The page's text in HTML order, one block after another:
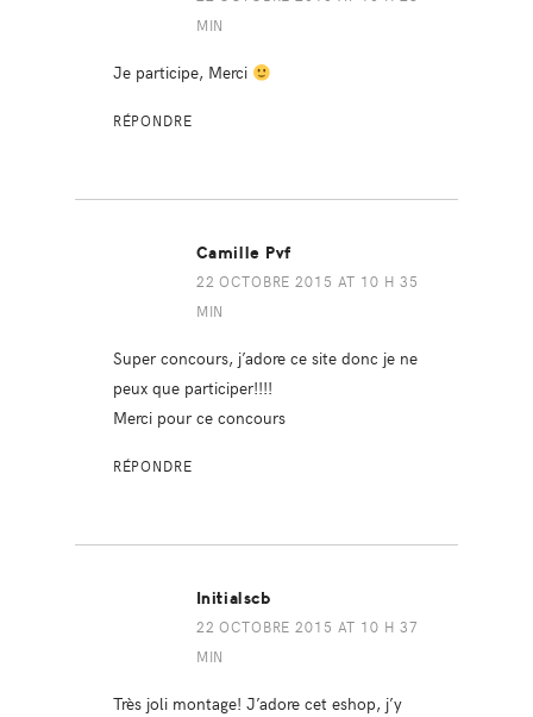
MIN
Je participe, Merci
RÉPONDRE
Camille Pvf
22 OCTOBRE 2015 AT 10 H 35
MIN
Super concours, j’adore ce site donc je ne
peux que participer!!!!
Merci pour ce concours
RÉPONDRE
Initialscb
22 OCTOBRE 2015 AT 10 H 37
MIN
Très joli montage! J’adore cet eshop, j’y